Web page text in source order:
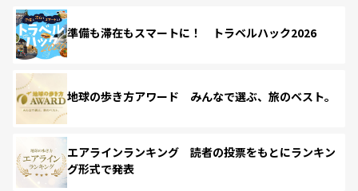
準備も滞在もスマートに！ トラベルハック2026
地球の歩き方アワード みんなで選ぶ、旅のベスト。
エアラインランキング 読者の投票をもとにランキン
グ形式で発表